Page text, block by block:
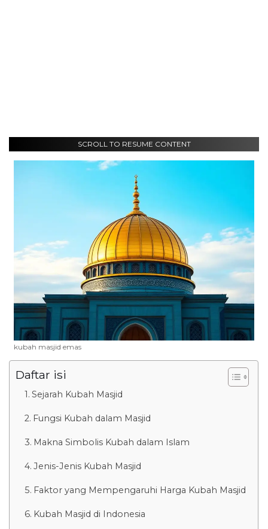
SCROLL TO RESUME CONTENT
kubah masjid emas
Daftar isi
Sejarah Kubah Masjid
Fungsi Kubah dalam Masjid
Makna Simbolis Kubah dalam Islam
Jenis-Jenis Kubah Masjid
Faktor yang Mempengaruhi Harga Kubah Masjid
Kubah Masjid di Indonesia